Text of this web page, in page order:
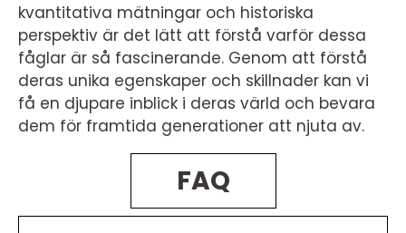
kvantitativa mätningar och historiska
perspektiv är det lätt att förstå varför dessa
fåglar är så fascinerande. Genom att förstå
deras unika egenskaper och skillnader kan vi
få en djupare inblick i deras värld och bevara
dem för framtida generationer att njuta av.
FAQ